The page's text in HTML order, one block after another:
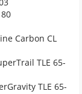
Carbon CL
TLE 65-
TLE 65-